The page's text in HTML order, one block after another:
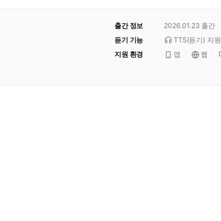
출간 정보 2026.01.23 출간
듣기 기능
TTS(듣기) 지원
지원 환경
앱 웹